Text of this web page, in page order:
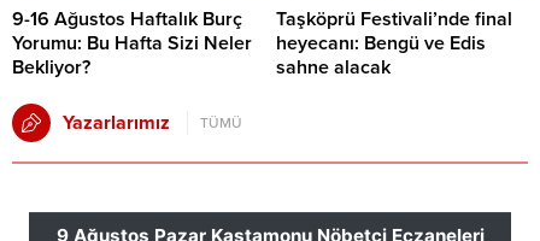
9-16 Ağustos Haftalık Burç
Yorumu: Bu Hafta Sizi Neler
Bekliyor?
Taşköprü Festivali’nde final
heyecanı: Bengü ve Edis
sahne alacak
Yazarlarımız TÜMÜ